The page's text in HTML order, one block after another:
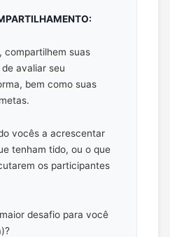
compartilhem suas
avaliar seu
bem como suas
vocês a acrescentar
tenham tido, ou o que
os participantes
desafio para você